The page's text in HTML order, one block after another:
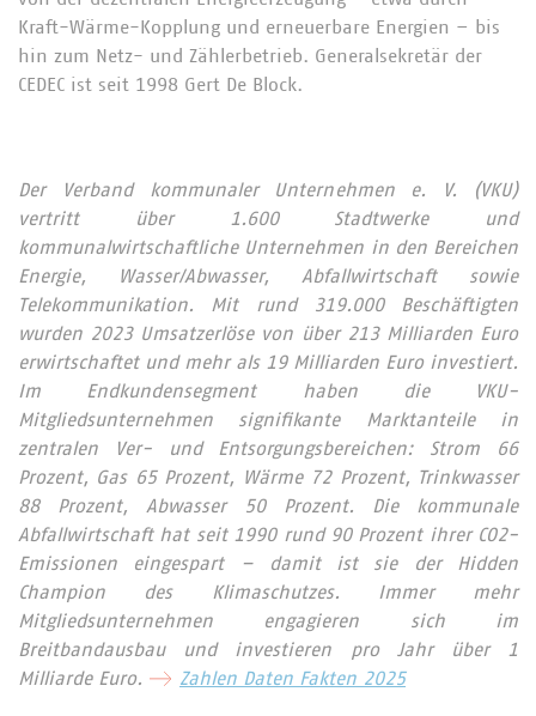
Kraft-Wärme-Kopplung und erneuerbare Energien – bis
hin zum Netz- und Zählerbetrieb. Generalsekretär der
CEDEC ist seit 1998 Gert De Block.
Der Verband kommunaler Unternehmen e. V. (VKU)
vertritt über 1.600 Stadtwerke und
kommunalwirtschaftliche Unternehmen in den Bereichen
Energie, Wasser/Abwasser, Abfallwirtschaft sowie
Telekommunikation. Mit rund 319.000 Beschäftigten
wurden 2023 Umsatzerlöse von über 213 Milliarden Euro
erwirtschaftet und mehr als 19 Milliarden Euro investiert.
Im Endkundensegment haben die VKU-
Mitgliedsunternehmen signifikante Marktanteile in
zentralen Ver- und Entsorgungsbereichen: Strom 66
Prozent, Gas 65 Prozent, Wärme 72 Prozent, Trinkwasser
88 Prozent, Abwasser 50 Prozent. Die kommunale
Abfallwirtschaft hat seit 1990 rund 90 Prozent ihrer CO2-
Emissionen eingespart – damit ist sie der Hidden
Champion des Klimaschutzes. Immer mehr
Mitgliedsunternehmen engagieren sich im
Breitbandausbau und investieren pro Jahr über 1
Milliarde Euro.
Zahlen Daten Fakten 2025